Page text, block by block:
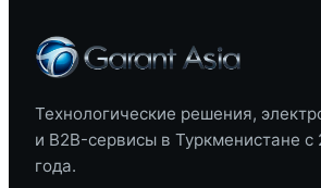
Технологические решения,
и B2B-сервисы в Туркменистане с
года.